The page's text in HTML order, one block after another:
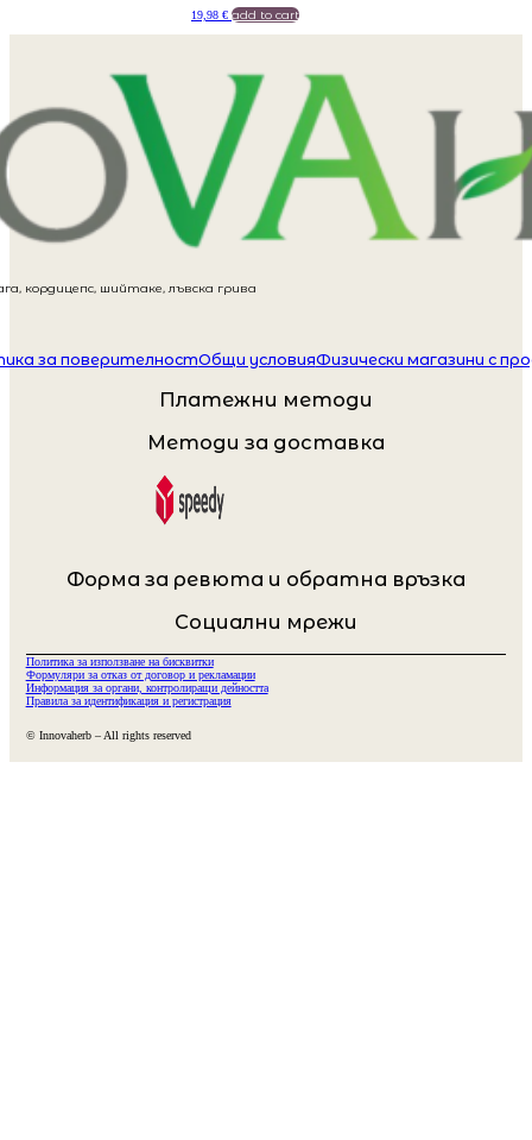
19,98 € add to cart
кордицепс, шийтаке, лъвска грива
за поверителностОбщи условияФизически магазини с
Платежни методи
Методи за доставка
Форма за ревюта и обратна връзка
Социални мрежи
Политика за използване на бисквитки
Формуляри за отказ от договор и рекламации
Информация за органи, контролиращи дейността
Правила за идентификация и регистрация
© Innovaherb – All rights reserved